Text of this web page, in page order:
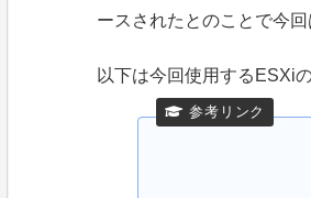
ースされたとのことで今
以下は今回使用するESXi